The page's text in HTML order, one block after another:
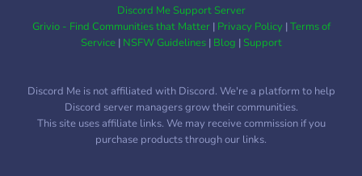
Discord Me Support Server
Grivio - Find Communities that Matter| Privacy Policy|Terms of
Service| NSFW Guidelines| Blog |Support
Discord Me is not affiliated with Discord. We're a platform to help
Discord server managers grow their communities.
This site uses affiliate links. We may receive commission if you
purchase products through our links.